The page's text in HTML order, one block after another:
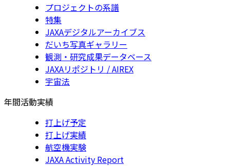
プロジェクトの系譜
特集
JAXAデジタルアーカイブス
だいち写真ギャラリー
観測・研究成果データベース
JAXAリポジトリ / AIREX
宇宙法
年間活動実績
打上げ予定
打上げ実績
航空機実験
JAXA Activity Report